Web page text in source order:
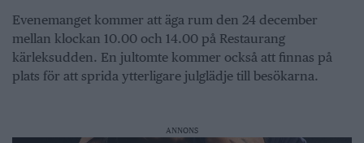
Evenemanget kommer att äga rum den 24 december
mellan klockan 10.00 och 14.00 på Restaurang
kärleksudden. En jultomte kommer också att finnas på
plats för att sprida ytterligare julglädje till besökarna.
ANNONS